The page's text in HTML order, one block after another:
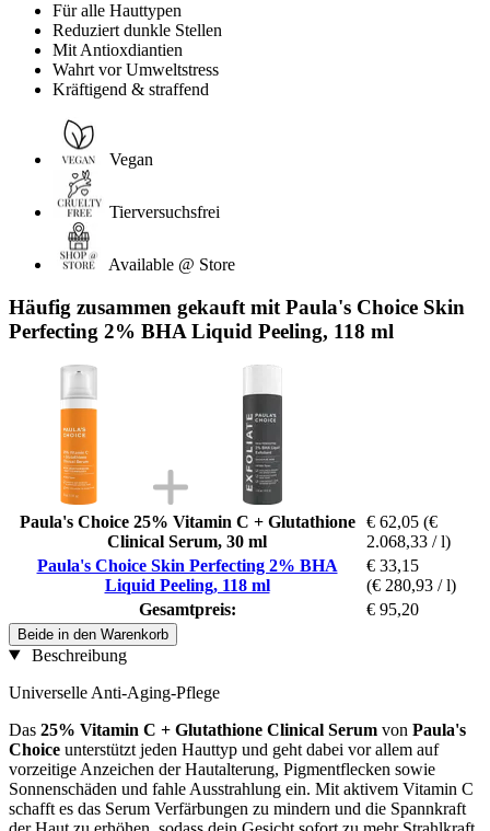
Für alle Hauttypen
Reduziert dunkle Stellen
Mit Antioxdiantien
Wahrt vor Umweltstress
Kräftigend & straffend
Vegan
Tierversuchsfrei
Available @ Store
Häufig zusammen gekauft mit Paula's Choice Skin
Perfecting 2% BHA Liquid Peeling, 118 ml
Paula's Choice 25% Vitamin C + Glutathione
Clinical Serum, 30 ml
€ 62,05 (€
2.068,33 / l)
Paula's Choice Skin Perfecting 2% BHA
Liquid Peeling, 118 ml
€ 33,15
(€ 280,93 / l)
Gesamtpreis:
€ 95,20
Beide in den Warenkorb
Beschreibung
Universelle Anti-Aging-Pflege
Das 25% Vitamin C + Glutathione Clinical Serum von Paula's
Choice unterstützt jeden Hauttyp und geht dabei vor allem auf
vorzeitige Anzeichen der Hautalterung, Pigmentflecken sowie
Sonnenschäden und fahle Ausstrahlung ein. Mit aktivem Vitamin C
schafft es das Serum Verfärbungen zu mindern und die Spannkraft